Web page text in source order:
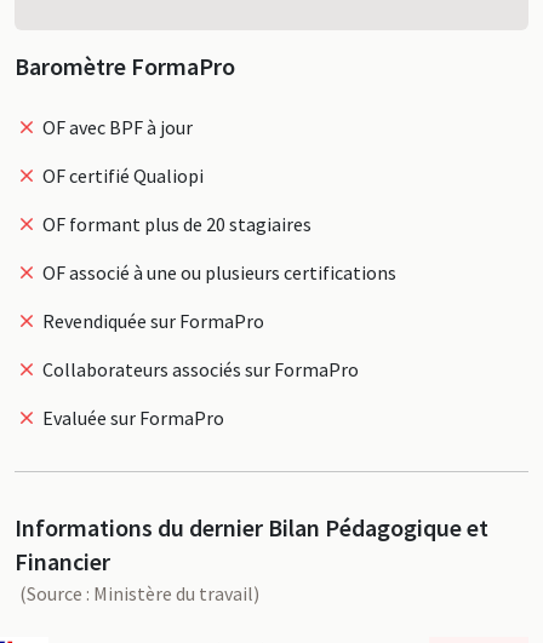
Baromètre FormaPro
OF avec BPF à jour
OF certifié Qualiopi
OF formant plus de 20 stagiaires
OF associé à une ou plusieurs certifications
Revendiquée sur FormaPro
Collaborateurs associés sur FormaPro
Evaluée sur FormaPro
Informations du dernier Bilan Pédagogique et
Financier
(Source : Ministère du travail)